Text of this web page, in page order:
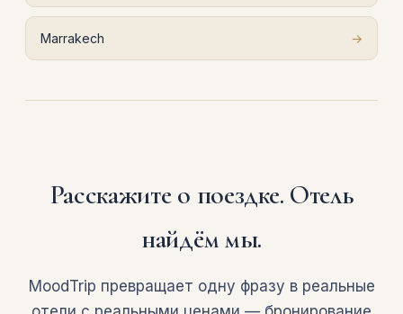
Marrakech →
Расскажите о поездке. Отель
найдём мы.
MoodTrip превращает одну фразу в реальные